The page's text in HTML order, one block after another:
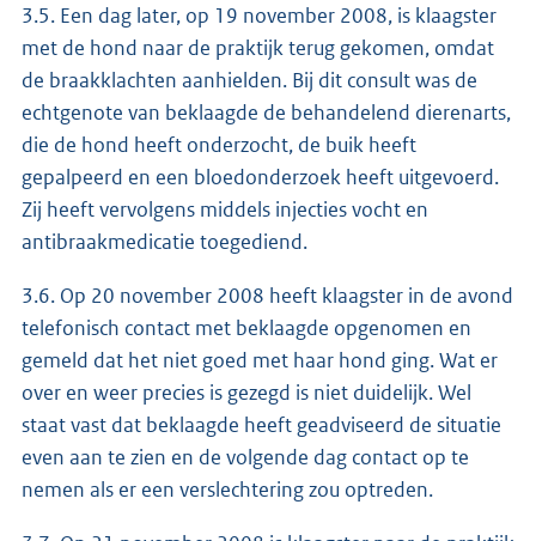
3.5. Een dag later, op 19 november 2008, is klaagster
met de hond naar de praktijk terug gekomen, omdat
de braakklachten aanhielden. Bij dit consult was de
echtgenote van beklaagde de behandelend dierenarts,
die de hond heeft onderzocht, de buik heeft
gepalpeerd en een bloedonderzoek heeft uitgevoerd.
Zij heeft vervolgens middels injecties vocht en
antibraakmedicatie toegediend.
3.6. Op 20 november 2008 heeft klaagster in de avond
telefonisch contact met beklaagde opgenomen en
gemeld dat het niet goed met haar hond ging. Wat er
over en weer precies is gezegd is niet duidelijk. Wel
staat vast dat beklaagde heeft geadviseerd de situatie
even aan te zien en de volgende dag contact op te
nemen als er een verslechtering zou optreden.